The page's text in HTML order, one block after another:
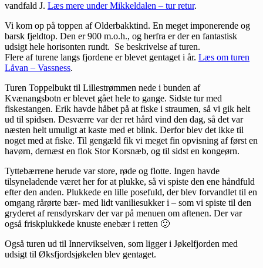
vandfald J. Læs mere under Mikkeldalen – tur retur.
Vi kom op på toppen af Olderbakktind. En meget imponerende og
barsk fjeldtop. Den er 900 m.o.h., og herfra er der en fantastisk
udsigt hele horisonten rundt. Se beskrivelse af turen.
Flere af turene langs fjordene er blevet gentaget i år. Læs om turen
Låvan – Vassness.
Turen Toppelbukt til Lillestrømmen nede i bunden af
Kvænangsbotn er blevet gået hele to gange. Sidste tur med
fiskestangen. Erik havde håbet på at fiske i straumen, så vi gik helt
ud til spidsen. Desværre var der ret hård vind den dag, så det var
næsten helt umuligt at kaste med et blink. Derfor blev det ikke til
noget med at fiske. Til gengæld fik vi meget fin opvisning af først en
havørn, dernæst en flok Stor Korsnæb, og til sidst en kongeørn.
Tyttebærrene herude var store, røde og flotte. Ingen havde
tilsyneladende været her for at plukke, så vi spiste den ene håndfuld
efter den anden. Plukkede en lille posefuld, der blev forvandlet til en
omgang rårørte bær- med lidt vaniliesukker i – som vi spiste til den
gryderet af rensdyrskarv der var på menuen om aftenen. Der var
også friskplukkede knuste enebær i retten 🙂
Også turen ud til Innervikselven, som ligger i Jøkelfjorden med
udsigt til Øksfjordsjøkelen blev gentaget.